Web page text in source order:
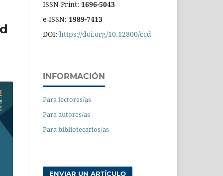
ISSN Print: 1696-5043
e-ISSN: 1989-7413
DOI: https://doi.org/10.12800/ccd
INFORMACIÓN
Para lectores/as
Para autores/as
Para bibliotecarios/as
ENVIAR UN ARTÍCULO